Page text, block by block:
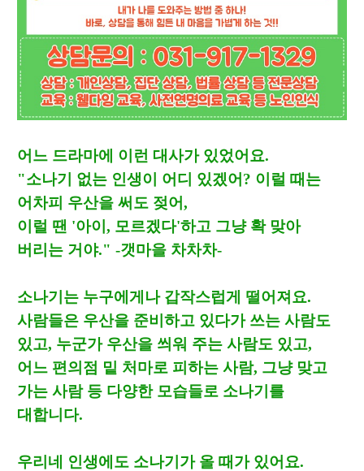
어느 드라마에 이런 대사가 있었어요.
"소나기 없는 인생이 어디 있겠어 ? 이럴 때는
어차피 우산을 써도 젖어,
이럴 땐 '아이 , 모르겠다'하고 그냥 확 맞아
버리는 거야." -갯마을 차차차-
소나기는 누구에게나 갑작스럽게 떨어져요.
사람들은 우산을 준비하고 있다가 쓰는 사람도
있고, 누군가 우산을 씌워 주는 사람도 있고,
어느 편의점 밑 처마로 피하는 사람, 그냥 맞고
가는 사람 등 다양한 모습들로 소나기를
대합니다.
우리네 인생에도 소나기가 올 때가 있어요.